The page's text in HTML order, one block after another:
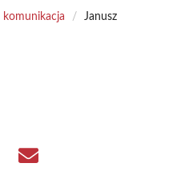
komunikacja /
Janusz
Share